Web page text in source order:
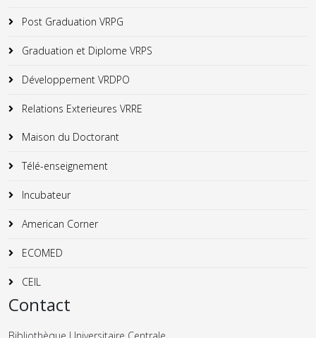
Post Graduation VRPG
Graduation et Diplome VRPS
Développement VRDPO
Relations Exterieures VRRE
Maison du Doctorant
Télé-enseignement
Incubateur
American Corner
ECOMED
CEIL
Contact